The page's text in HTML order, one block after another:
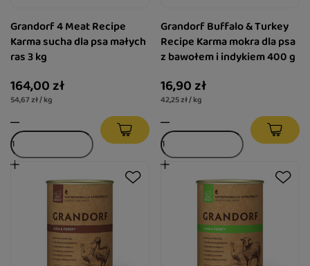
Grandorf 4 Meat Recipe
Karma sucha dla psa małych
ras 3 kg
164,00 zł
54,67 zł / kg
Grandorf Buffalo & Turkey
Recipe Karma mokra dla psa
z bawołem i indykiem 400 g
16,90 zł
42,25 zł / kg